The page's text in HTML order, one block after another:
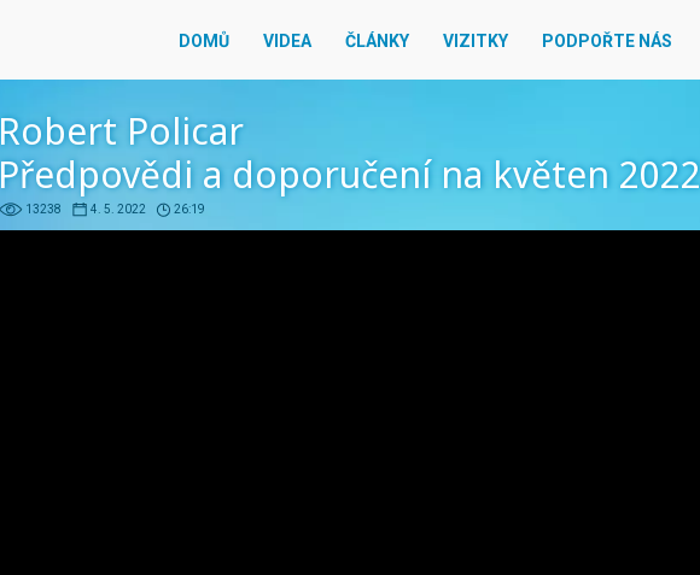
DOMŮ VIDEA ČLÁNKY VIZITKY PODPOŘTE NÁS
Robert Policar
Předpovědi a doporučení na květen 2022
13238 4. 5. 2022 26:19